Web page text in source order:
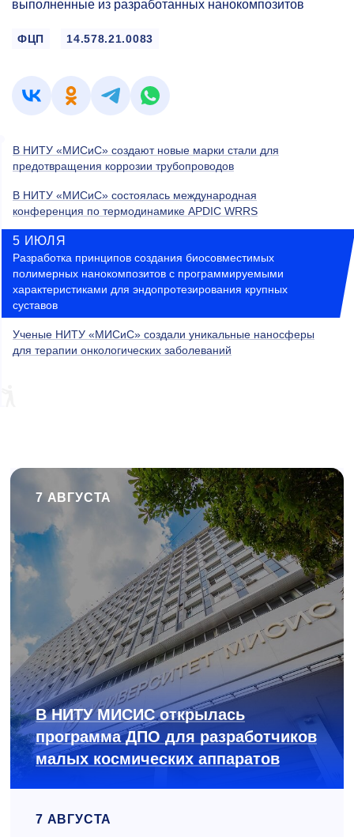
выполненные из разработанных нанокомпозитов
ФЦП 14.578.21.0083
В НИТУ «МИСиС» создают новые марки стали для
предотвращения коррозии трубопроводов
В НИТУ «МИСиС» состоялась международная
конференция по термодинамике APDIC WRRS
5 ИЮЛЯ
Разработка принципов создания биосовместимых
полимерных нанокомпозитов с программируемыми
характеристиками для эндопротезирования крупных
суставов
Ученые НИТУ «МИСиС» создали уникальные наносферы
для терапии онкологических заболеваний
7 АВГУСТА
В НИТУ МИСИС открылась
программа ДПО для разработчиков
малых космических аппаратов
7 АВГУСТА